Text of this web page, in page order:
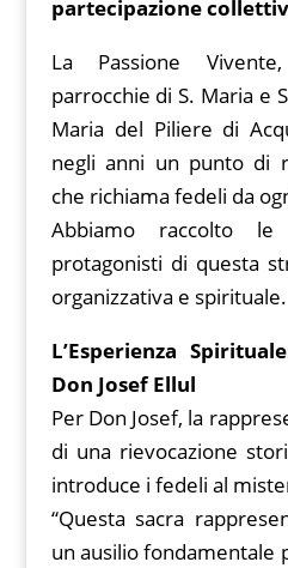
k
p k
partecipazione
La Passione
parrocchie di S. Maria e
Maria del Piliere di
negli anni un punto di
che richiama fedeli da
Abbiamo raccolto le
protagonisti di questa
organizzativa e spirituale.
L’Esperienza
Don Josef Ellul
Per Don Josef, la
di una rievocazione
introduce i fedeli al
“Questa sacra
un ausilio fondamentale